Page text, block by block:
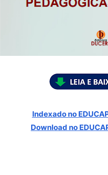
Indexado no
Download no